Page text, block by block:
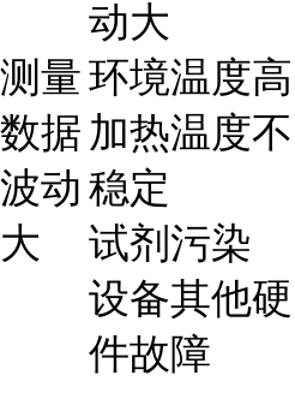
测量
数据
波动
大
动大
环境温度高
加热温度不
稳定
试剂污染
设备其他硬
件故障